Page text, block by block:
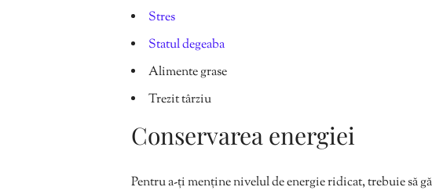
Stres
Statul degeaba
Alimente grase
Trezit târziu
Conservarea energiei
Pentru a-ți menține nivelul de energie ridicat, trebuie să